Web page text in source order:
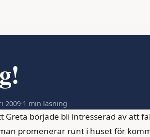
2009·1 min läsning
Greta började bli intresserad av att
promenerar runt i huset för